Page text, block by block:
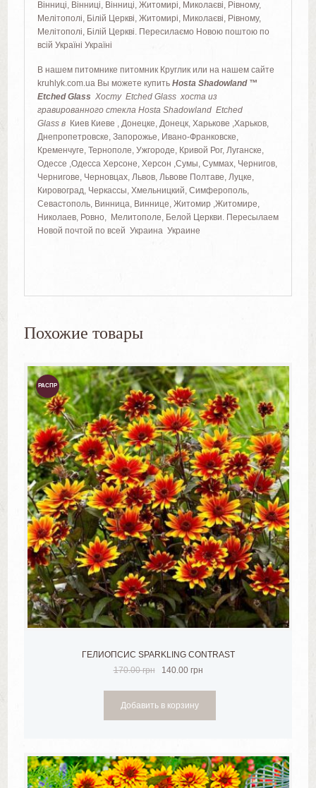
Вінниці, Вінниці, Вінниці, Житомирі, Миколаєві, Рівному,
Мелітополі, Білій Церкві, Житомирі, Миколаєві, Рівному,
Мелітополі, Білій Церкві. Пересилаємо Новою поштою по
всій Україні Україні
В нашем питомнике питомник Круглик или на нашем сайте
kruhlyk.com.ua Вы можете купить Hosta Shadowland ™
Etched Glass Хосту Etched Glass хоста из
гравированного стекла Hosta Shadowland Etched
Glass в Киев Киеве , Донецке, Донецк, Харькове ,Харьков,
Днепропетровске, Запорожье, Ивано-Франковске,
Кременчуге, Тернополе, Ужгороде, Кривой Рог, Луганске,
Одессе ,Одесса Херсоне, Херсон ,Сумы, Суммах, Чернигов,
Чернигове, Черновцах, Львов, Львове Полтаве, Луцке,
Кировоград, Черкассы, Хмельницкий, Симферополь,
Севастополь, Винница, Виннице, Житомир ,Житомире,
Николаев, Ровно, Мелитополе, Белой Церкви. Пересылаем
Новой почтой по всей Украина Украине
Похожие товары
РАСПР
ОДАЖ
А!
ГЕЛИОПСИС SPARKLING CONTRAST
170.00грн 140.00 грн
Добавить в корзину